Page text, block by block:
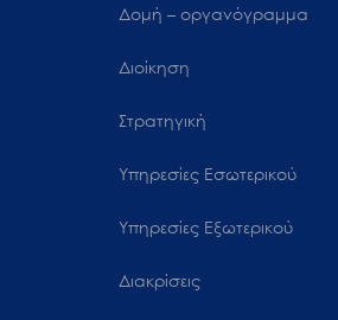
Δομή – οργανόγραμμα
Διοίκηση
Στρατηγική
Υπηρεσίες Εσωτερικού
Υπηρεσίες Εξωτερικού
Διακρίσεις